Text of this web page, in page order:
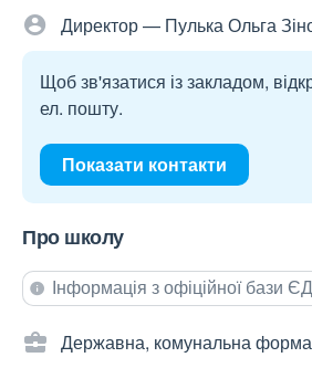
Директор — Пулька Ольга
Щоб зв'язатися із закладом,
ел. пошту.
Показати контакти
Про школу
Інформація з офіційної бази
Державна, комунальна форма